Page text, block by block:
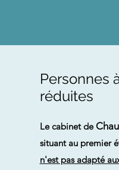
Personnes
réduites
Le cabinet de
situant au premier
n'est pas adapté